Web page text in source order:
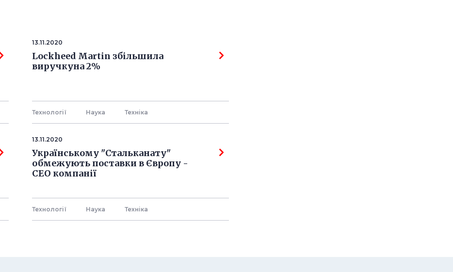
13.11.2020
Lockheed Martin збільшила
виручкуна 2%
Технології Наука Технiка
13.11.2020
Українському "Стальканату"
обмежують поставки в Європу -
СЕО компанії
Технології Наука Технiка